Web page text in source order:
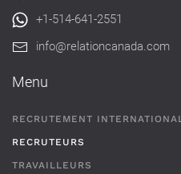
+1-514-641-2551
info@relationcanada.com
Menu
RECRUTEMENT INTERNATIONAL
RECRUTEURS
TRAVAILLEURS